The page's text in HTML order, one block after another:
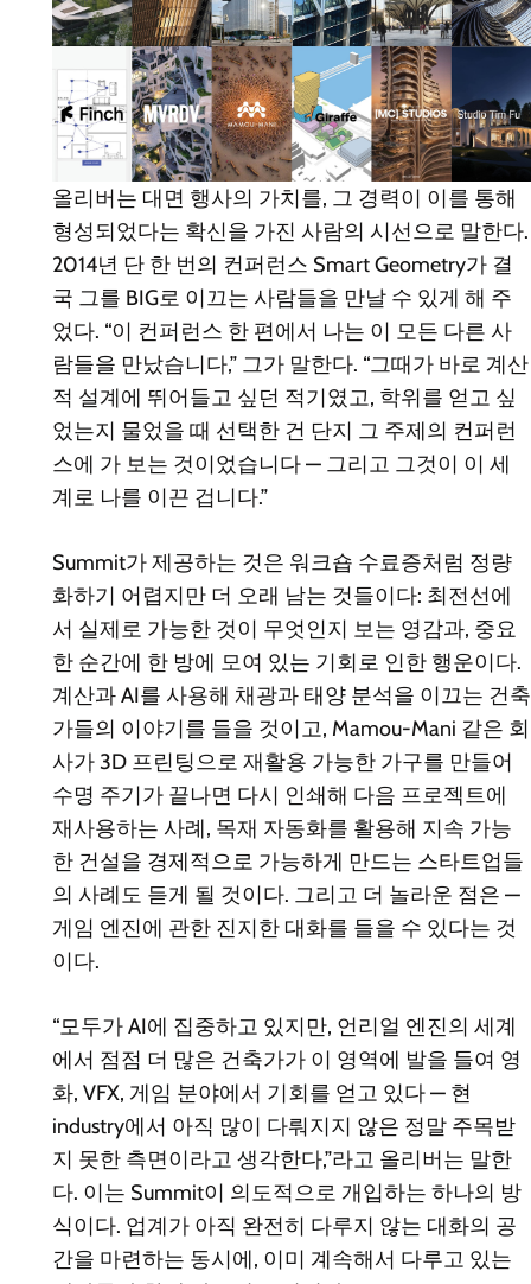
올리버는 대면 행사의 가치를, 그 경력이 이를 통해
형성되었다는 확신을 가진 사람의 시선으로 말한다.
2014년 단 한 번의 컨퍼런스 Smart Geometry가 결
국 그를 BIG로 이끄는 사람들을 만날 수 있게 해 주
었다. “이 컨퍼런스 한 편에서 나는 이 모든 다른 사
람들을 만났습니다,” 그가 말한다. “그때가 바로 계산
적 설계에 뛰어들고 싶던 적기였고, 학위를 얻고 싶
었는지 물었을 때 선택한 건 단지 그 주제의 컨퍼런
스에 가 보는 것이었습니다 — 그리고 그것이 이 세
계로 나를 이끈 겁니다.”
Summit가 제공하는 것은 워크숍 수료증처럼 정량
화하기 어렵지만 더 오래 남는 것들이다: 최전선에
서 실제로 가능한 것이 무엇인지 보는 영감과, 중요
한 순간에 한 방에 모여 있는 기회로 인한 행운이다.
계산과 AI를 사용해 채광과 태양 분석을 이끄는 건축
가들의 이야기를 들을 것이고, Mamou-Mani 같은 회
사가 3D 프린팅으로 재활용 가능한 가구를 만들어
수명 주기가 끝나면 다시 인쇄해 다음 프로젝트에
재사용하는 사례, 목재 자동화를 활용해 지속 가능
한 건설을 경제적으로 가능하게 만드는 스타트업들
의 사례도 듣게 될 것이다. 그리고 더 놀라운 점은 —
게임 엔진에 관한 진지한 대화를 들을 수 있다는 것
이다.
“모두가 AI에 집중하고 있지만, 언리얼 엔진의 세계
에서 점점 더 많은 건축가가 이 영역에 발을 들여 영
화, VFX, 게임 분야에서 기회를 얻고 있다 — 현
industry에서 아직 많이 다뤄지지 않은 정말 주목받
지 못한 측면이라고 생각한다,”라고 올리버는 말한
다. 이는 Summit이 의도적으로 개입하는 하나의 방
식이다. 업계가 아직 완전히 다루지 않는 대화의 공
간을 마련하는 동시에, 이미 계속해서 다루고 있는